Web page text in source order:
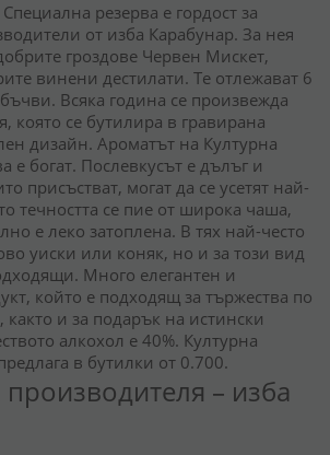
резерва е гордост за
от изба Карабунар. За нея
гроздове Червен Мискет,
винени дестилати. Те отлежават 6
Всяка година се произвежда
която се бутилира в гравирана
дизайн. Ароматът на Културна
е богат. Послевкусът е дълъг и
присъстват, могат да се усетят най-
течността се пие от широка чаша,
е леко затоплена. В тях най-често
уиски или коняк, но и за този вид
Много елегантен и
който е подходящ за тържества по
и за подарък на истински
алкохол е 40%. Културна
в бутилки от 0.700.
– изба